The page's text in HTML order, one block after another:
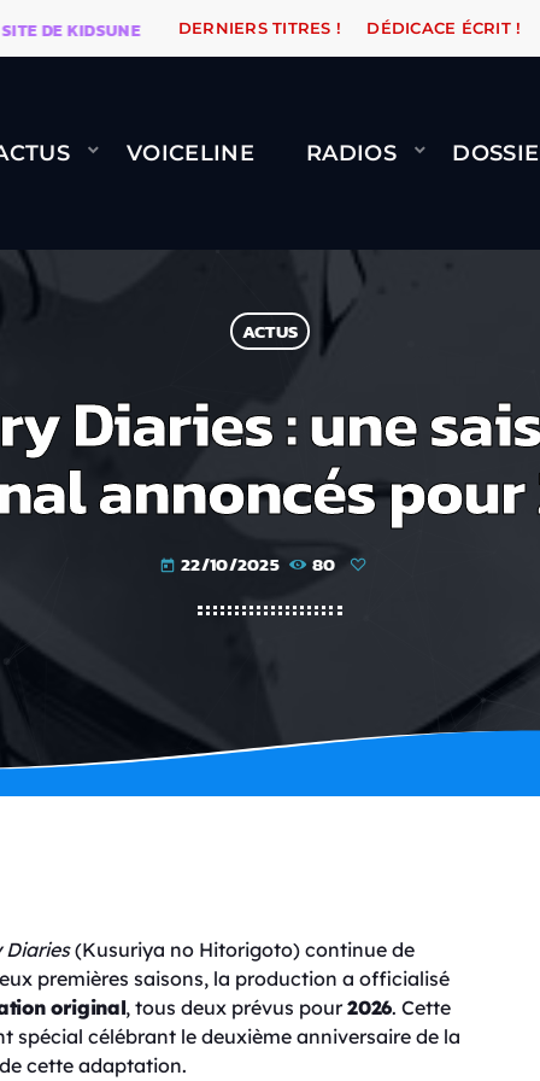
KIDSUNE WARÉTRO ORANGE ROAD QUI
DERNIERS TITRES ! DÉDICACE ÉCRIT !
VOICELINE RADIOS
ACTUS
Diaries : une
annoncés pour
today 22/10/2025 80
Diaries(Kusuriya no Hitorigoto) continue de
premières saisons, la production a officialisé
original, tous deux prévus pour2026. Cette
spécial célébrant le deuxième anniversaire de la
cette adaptation.